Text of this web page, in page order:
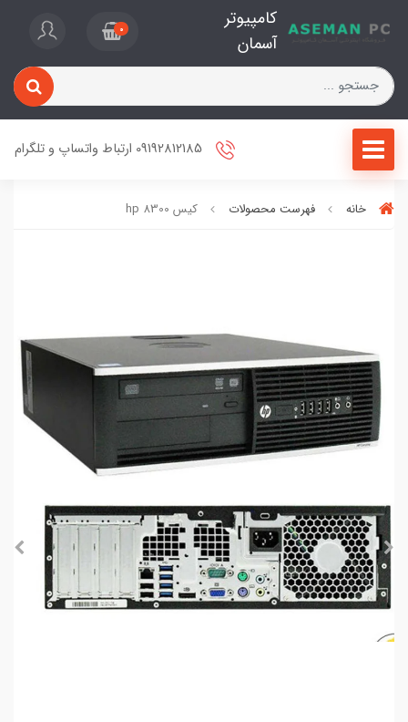
کامپیوتر
آسمان
0
خانه فهرست محصولات کیس hp 8300